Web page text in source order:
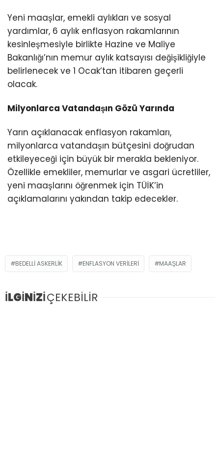
Yeni maaşlar, emekli aylıkları ve sosyal
yardımlar, 6 aylık enflasyon rakamlarının
kesinleşmesiyle birlikte Hazine ve Maliye
Bakanlığı’nın memur aylık katsayısı değişikliğiyle
belirlenecek ve 1 Ocak’tan itibaren geçerli
olacak.
Milyonlarca Vatandaşın Gözü Yarında
Yarın açıklanacak enflasyon rakamları,
milyonlarca vatandaşın bütçesini doğrudan
etkileyeceği için büyük bir merakla bekleniyor.
Özellikle emekliler, memurlar ve asgari ücretliler,
yeni maaşlarını öğrenmek için TÜİK’in
açıklamalarını yakından takip edecekler.
BEDELLI ASKERLIK ENFLASYON VERILERI MAAŞLAR
İLGİNİZİÇEKEBİLİR